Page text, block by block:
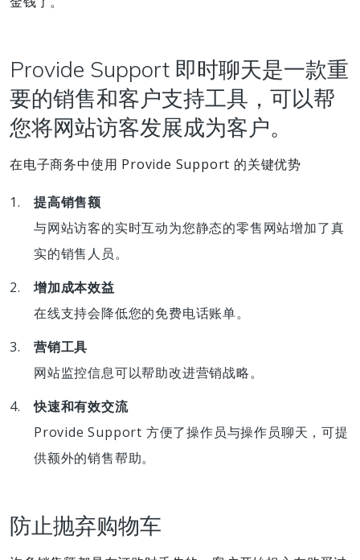
Provide Support 即时聊天是一款重
要的销售和客户支持工具，可以帮
您将网站访客发展成为客户。
在电子商务中使用 Provide Support 的关键优势
提高销售额
与网站访客的实时互动为您静态的零售网站增加了真
实的销售人员。
增加成本效益
在线支持会降低您的免费电话账单。
营销工具
网站监控信息可以帮助改进营销战略。
快速和有效交流
Provide Support 方便了操作员与操作员聊天，可提
供额外的销售帮助。
防止抛弃购物车